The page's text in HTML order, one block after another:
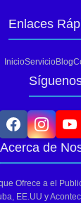
Enlaces
InicioServicioBlog
Acerca de
Ofrece a el
EE.UU y